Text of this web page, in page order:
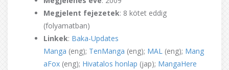
Megjelent fejezetek: 8 kötet eddig
(folyamatban)
Linkek: Baka-Updates
Manga (eng); TenManga (eng); MAL (eng); Mang
aFox (eng); Hivatalos honlap (jap); MangaHere